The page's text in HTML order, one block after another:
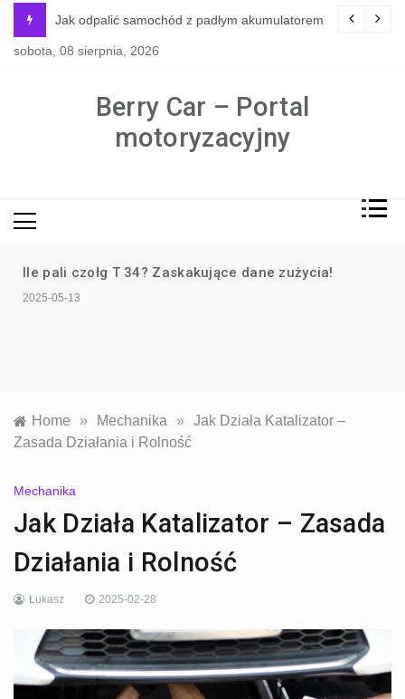
content
naprawdę potrzebne?
Jak odpalić samochód z padłym akumulatorem
sobota, 08 sierpnia, 2026
Berry Car – Portal
motoryzacyjny
Ile pali czołg T 34? Zaskakujące dane zużycia!
2025-05-13
Home » Mechanika » Jak Działa Katalizator –
Zasada Działania i Rolność
Mechanika
Jak Działa Katalizator – Zasada
Działania i Rolność
Łukasz 2025-02-28